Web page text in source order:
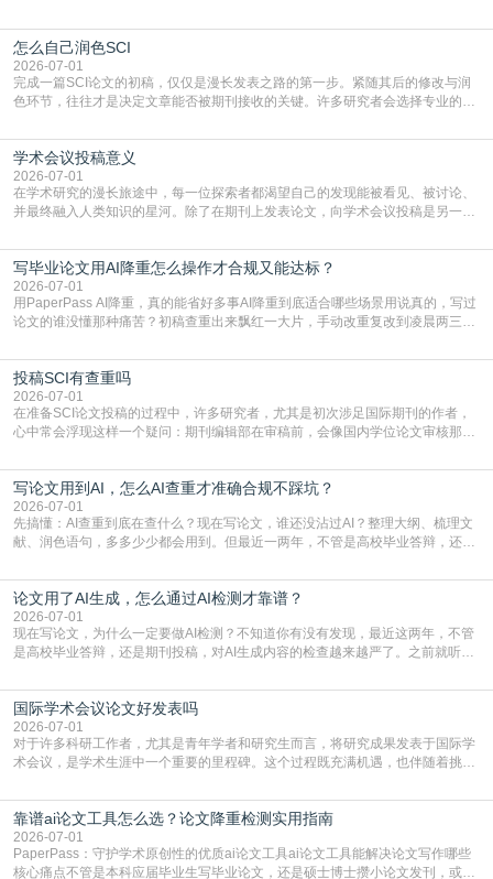
战与困惑。从选题立意到投稿回应，每一步都需要精心的策略与扎实的工作。本
篇AEIC学术交流中心小编就为大家介绍“发SCI文章”。一、精准定位是成功的第
一步发表SCI文章，首要解决的问题是“投
怎么自己润色SCI
2026-07-01
完成一篇SCI论文的初稿，仅仅是漫长发表之路的第一步。紧随其后的修改与润
色环节，往往才是决定文章能否被期刊接收的关键。许多研究者会选择专业的语
质量，更能在此过程中深化对学术写作的理解。如何系统、高效地打磨自己的论
文，使其在语言和学术表达上更符合国际期刊的要求，是每位研究者值得投入学
习的技能。本篇AEIC学术交流中心小编就为大家介
学术会议投稿意义
2026-07-01
在学术研究的漫长旅途中，每一位探索者都渴望自己的发现能被看见、被讨论、
并最终融入人类知识的星河。除了在期刊上发表论文，向学术会议投稿是另一个
广阔学术天地的大门，连接着个体研究与社会网络。本篇AEIC学术交流中心小编
就为大家介绍“学术会议投稿意义”。一、加速研究成果的传播与反馈学术会议通
常具有周期短、时效性强的特点。相比期刊漫长的
写毕业论文用AI降重怎么操作才合规又能达标？
2026-07-01
用PaperPass AI降重，真的能省好多事AI降重到底适合哪些场景用说真的，写过
论文的谁没懂那种痛苦？初稿查重出来飘红一大片，手动改重复改到凌晨两三
到秃头。这时候靠谱的AI降重真的就是救命稻草，选对工具，半天就能搞定你两
三天都做不完的事。不是所有人都需要用AI降重，但如果你符合下面这些场景，
真的可以试试：初稿写完重复率远超要
投稿SCI有查重吗
2026-07-01
在准备SCI论文投稿的过程中，许多研究者，尤其是初次涉足国际期刊的作者，
心中常会浮现这样一个疑问：期刊编辑部在审稿前，会像国内学位论文审核那
论文的初审通过率。实际上，SCI期刊对重复内容的审查是严谨投稿流程中不可
或缺的一环。本篇AEIC学术交流中心小编就为大家介绍“投稿SCI有查重吗”。
一、查重是标准流程答案是明确的：绝大多数S
写论文用到AI，怎么AI查重才准确合规不踩坑？
2026-07-01
先搞懂：AI查重到底在查什么？现在写论文，谁还没沾过AI？整理大纲、梳理文
献、润色语句，多多少少都会用到。但最近一两年，不管是高校毕业答辩，还是
须加做AI查重。很多人分不清，AI查重和普通查重到底有啥区别？这里说透：普
通查重查的是你的文字和已公开文献的重复比例，防的是抄袭；AI查重查的是你
的内容里，有多少是AI生成的，防的是过
论文用了AI生成，怎么通过AI检测才靠谱？
2026-07-01
现在写论文，为什么一定要做AI检测？不知道你有没有发现，最近这两年，不管
是高校毕业答辩，还是期刊投稿，对AI生成内容的检查越来越严了。之前就听身
要求修改，还差点被判定学术不规范，真的太冤了。现在国内多数高校和核心期
刊，都已经明确出台了相关规定：如果使用AI生成内容辅助写作，必须明确标
注，未标注的AI生成内容会被认定为不符合学
国际学术会议论文好发表吗
2026-07-01
对于许多科研工作者，尤其是青年学者和研究生而言，将研究成果发表于国际学
术会议，是学术生涯中一个重要的里程碑。这个过程既充满机遇，也伴随着挑
疑问：国际学术会议论文到底好不好发表？其价值和难度究竟如何衡量。本篇
AEIC学术交流中心小编就为大家介绍“国际学术会议论文好发表吗”。一、会议论
文发表的相对优势与期刊论文相比，国际会议论文的发
靠谱ai论文工具怎么选？论文降重检测实用指南
2026-07-01
PaperPass：守护学术原创性的优质ai论文工具ai论文工具能解决论文写作哪些
核心痛点不管是本科应届毕业生写毕业论文，还是硕士博士攒小论文发刊，或是